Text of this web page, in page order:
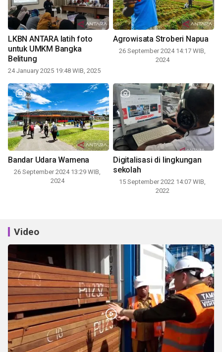
LKBN ANTARA latih foto
untuk UMKM Bangka
Belitung
24 January 2025 19:48 WIB, 2025
Agrowisata Stroberi Napua
26 September 2024 14:17 WIB,
2024
Bandar Udara Wamena
26 September 2024 13:29 WIB,
2024
Digitalisasi di lingkungan
sekolah
15 September 2022 14:07 WIB,
2022
Video